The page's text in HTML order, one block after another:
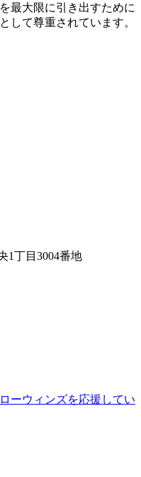
最大限に引き出すために
して尊重されています。
1丁目3004番地